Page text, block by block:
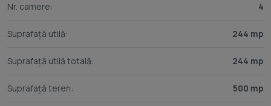
finisajele dupa propriul gust. Caracteristici suplimentare:
Ferestre montate Utilitati disponibile pe proprietate: gaz,
cu potential excelent rezidential Aceasta proprietate
doresc sa transforme o constructie bine gandita intr-un
Nr. camere: 4
Suprafață utilă: 244 mp
Suprafață utilă totală: 244 mp
Suprafață teren: 500 mp